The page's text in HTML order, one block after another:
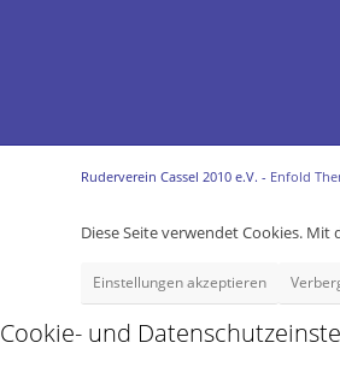
Ruderverein Cassel 2010 e.V. - Enfold
Diese Seite verwendet Cookies.
Einstellungen akzeptieren
Cookie- und